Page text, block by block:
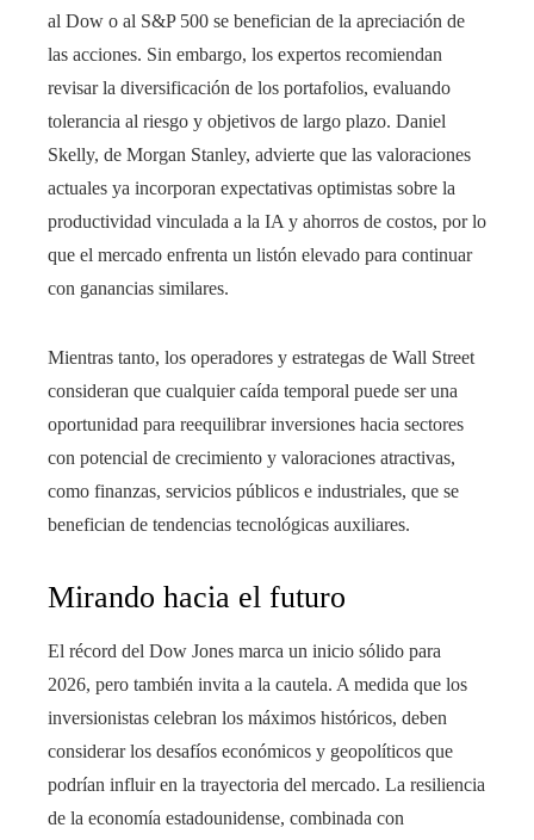
al Dow o al S&P 500 se benefician de la apreciación de
las acciones. Sin embargo, los expertos recomiendan
revisar la diversificación de los portafolios, evaluando
tolerancia al riesgo y objetivos de largo plazo. Daniel
Skelly, de Morgan Stanley, advierte que las valoraciones
actuales ya incorporan expectativas optimistas sobre la
productividad vinculada a la IA y ahorros de costos, por lo
que el mercado enfrenta un listón elevado para continuar
con ganancias similares.
Mientras tanto, los operadores y estrategas de Wall Street
consideran que cualquier caída temporal puede ser una
oportunidad para reequilibrar inversiones hacia sectores
con potencial de crecimiento y valoraciones atractivas,
como finanzas, servicios públicos e industriales, que se
benefician de tendencias tecnológicas auxiliares.
Mirando hacia el futuro
El récord del Dow Jones marca un inicio sólido para
2026, pero también invita a la cautela. A medida que los
inversionistas celebran los máximos históricos, deben
considerar los desafíos económicos y geopolíticos que
podrían influir en la trayectoria del mercado. La resiliencia
de la economía estadounidense, combinada con